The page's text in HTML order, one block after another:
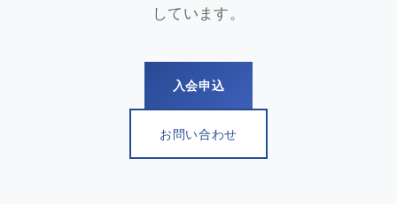
しています。
入会申込
お問い合わせ